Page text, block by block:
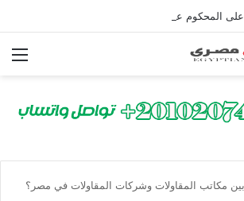
مكاتب المقاولات وشركات المقاولات في مصر؟